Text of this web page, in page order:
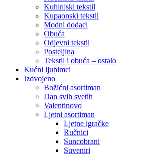
Kuhinjski tekstil
Kupaonski tekstil
Modni dodaci
Obuća
Odjevni tekstil
Posteljina
Tekstil i obuća – ostalo
Kućni ljubimci
Izdvojeno
Božićni asortiman
Dan svih svetih
Valentinovo
Ljetni asortiman
Ljetne igračke
Ručnici
Suncobrani
Suveniri